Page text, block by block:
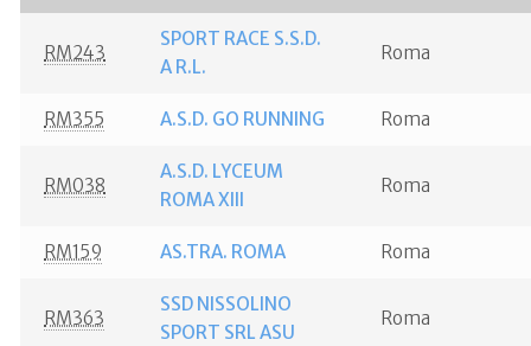
RM243
SPORT RACE S.S.D.
A R.L.
Roma
RM355 A.S.D. GO RUNNING Roma
RM038
A.S.D. LYCEUM
ROMA XIII
Roma
RM159 AS.TRA. ROMA Roma
RM363
SSD NISSOLINO
SPORT SRL ASU
Roma